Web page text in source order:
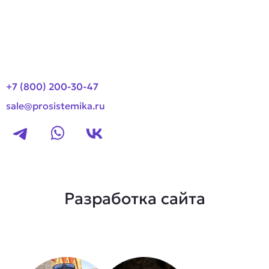
+7 (800) 200-30-47
sale@prosistemika.ru
Разработка сайта